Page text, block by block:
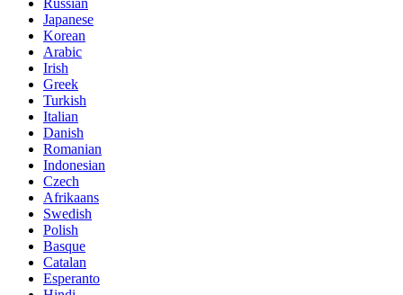
Russian
Japanese
Korean
Arabic
Irish
Greek
Turkish
Italian
Danish
Romanian
Indonesian
Czech
Afrikaans
Swedish
Polish
Basque
Catalan
Esperanto